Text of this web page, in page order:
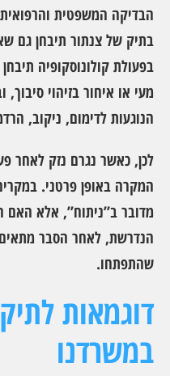
הבדיקה המשפטית
בתיק של צנתור תיבחן גם
בפעולת קולונוסקופיה
מעי או איחור בזיהוי
הנוגעות לדימום, ניקוב,
לכן, כאשר נגרם נזק לאחר
המקרה באופן פרטני.
מדובר ב”ניתוח”, אלא האם
הנדרשת, לאחר הסבר מתאים,
שהתפתחו.
דוגמאות
במשרדנו